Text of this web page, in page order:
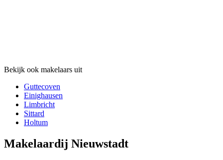
Bekijk ook makelaars uit
Guttecoven
Einighausen
Limbricht
Sittard
Holtum
Makelaardij Nieuwstadt